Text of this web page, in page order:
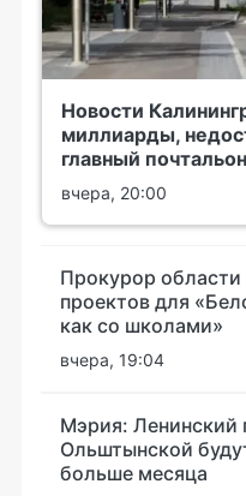
Новости
миллиарды,
главный почтальон
вчера, 20:00
Прокурор области
проектов для
как со школами»
вчера, 19:04
Мэрия: Ленинский
Ольштынской
больше месяца